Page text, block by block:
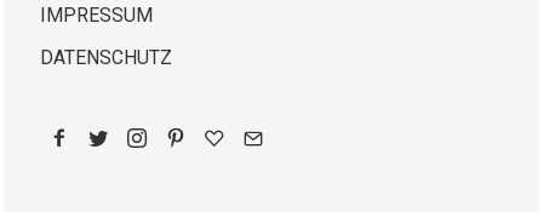
IMPRESSUM
DATENSCHUTZ